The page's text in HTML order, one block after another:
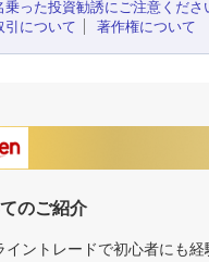
乗った投資勧誘にご注意くださ
引について
著作権について
のご紹介
ントレードで初心者にも